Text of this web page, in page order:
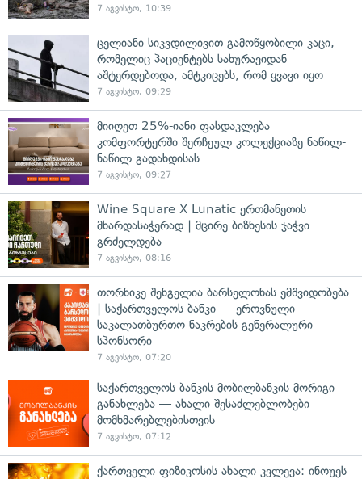
7 აგვისტო, 10:39
ცელიანი სიკვდილივით გამოწყობილი კაცი,
რომელიც პაციენტებს სახურავიდან
აშტერდებოდა, ამტკიცებს, რომ ყვავი იყო
7 აგვისტო, 09:29
მიიღეთ 25%-იანი ფასდაკლება
კომფორტერში შერჩეულ კოლექციაზე ნაწილ-
ნაწილ გადახდისას
7 აგვისტო, 09:27
Wine Square X Lunatic ერთმანეთის
მხარდასაჭერად | მცირე ბიზნესის ჯაჭვი
გრძელდება
7 აგვისტო, 08:16
თორნიკე შენგელია ბარსელონას ემშვიდობება
| საქართველოს ბანკი — ეროვნული
საკალათბურთო ნაკრების გენერალური
სპონსორი
7 აგვისტო, 07:20
საქართველოს ბანკის მობილბანკის მორიგი
განახლება — ახალი შესაძლებლობები
მომხმარებლებისთვის
7 აგვისტო, 07:12
ქართველი ფიზიკოსის ახალი კვლევა: ინოუეს